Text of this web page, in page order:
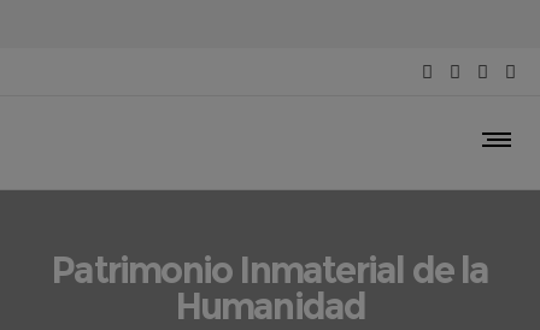
Patrimonio Inmaterial de la
Humanidad